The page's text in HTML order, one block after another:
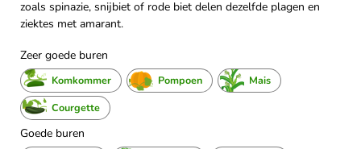
zoals spinazie, snijbiet of rode biet delen dezelfde plagen en
ziektes met amarant.
Zeer goede buren
Komkommer Pompoen
Mais
Courgette
Goede buren